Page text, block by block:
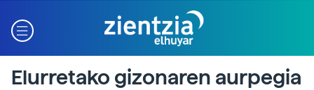
Elurretako gizonaren aurpegia